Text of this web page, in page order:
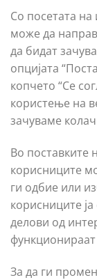
Со посетата на
може да
да бидат
опцијата
копчето “Се
користење на
зачуваме
Во поставките
корисниците
ги одбие или
корисниците
делови од
За да ги